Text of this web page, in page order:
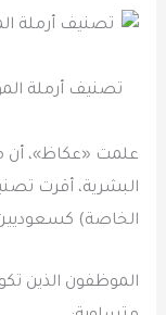
تصنيف أرملة
علمت «عكاظ»، أن
البشرية، أقرت
الخاصة)
الموظفون الذين